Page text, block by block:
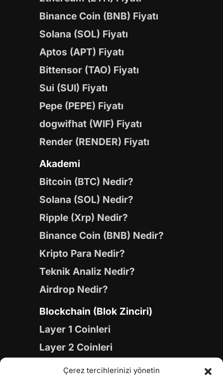
Çerez tercihlerinizi yönetin
Binance Coin (BNB) Fiyatı
Solana (SOL) Fiyatı
Aptos (APT) Fiyatı
Bittensor (TAO) Fiyatı
Sui (SUI) Fiyatı
Pepe (PEPE) Fiyatı
dogwifhat (WIF) Fiyatı
Render (RENDER) Fiyatı
Akademi
Bitcoin (BTC) Nedir?
Solana (SOL) Nedir?
Ripple (Xrp) Nedir?
Binance Coin (BNB) Nedir?
Kripto Para Nedir?
Teknik Analiz Nedir?
Airdrop Nedir?
Blockchain (Blok Zinciri)
Layer 1 Coinleri
Layer 2 Coinleri
Yapay Zeka (AI) Coinleri